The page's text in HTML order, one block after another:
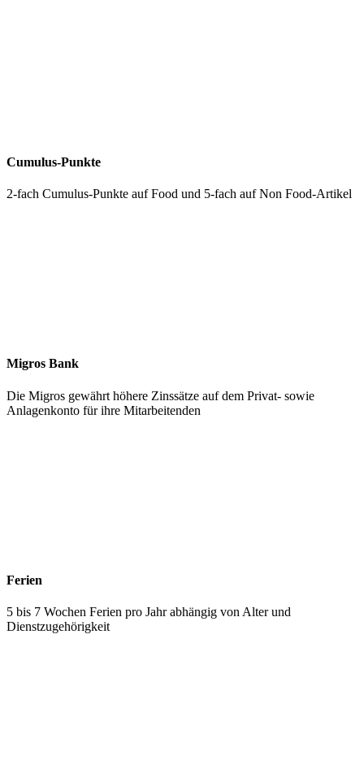
Cumulus-Punkte
2-fach Cumulus-Punkte auf Food und 5-fach auf Non Food-Artikel
Migros Bank
Die Migros gewährt höhere Zinssätze auf dem Privat- sowie
Anlagenkonto für ihre Mitarbeitenden
Ferien
5 bis 7 Wochen Ferien pro Jahr abhängig von Alter und
Dienstzugehörigkeit